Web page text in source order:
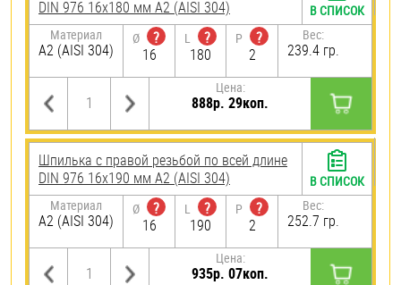
DIN 976 16х180 мм А2 (AISI 304)
Материал
А2 (AISI 304)
Ø
?
16
L
?
180
P
?
2
Вес:
239.4 гр.
Цена:
888р. 29коп.
В СПИСОК
Шпилька с правой резьбой по всей длине
DIN 976 16х190 мм А2 (AISI 304)
Материал
А2 (AISI 304)
Ø
?
16
L
?
190
P
?
2
Вес:
252.7 гр.
Цена:
935р. 07коп.
В СПИСОК